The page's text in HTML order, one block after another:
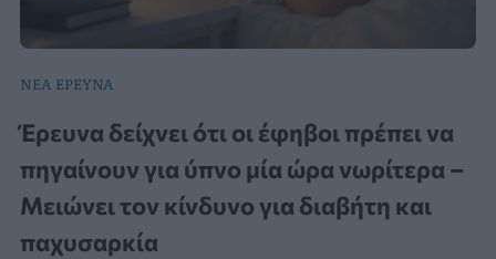
ΝΕΑ ΕΡΕΥΝΑ
Έρευνα δείχνει ότι οι έφηβοι πρέπει να
πηγαίνουν για ύπνο μία ώρα νωρίτερα –
Μειώνει τον κίνδυνο για διαβήτη και
παχυσαρκία